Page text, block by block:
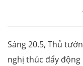
Sáng 20.5, Thủ
nghị thúc đẩy